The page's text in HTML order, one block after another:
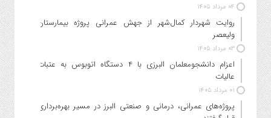
۰۴ مرداد ۱۴۰۵
روایت شهردار کمال‌شهر از جهش عمرانی پروژه بیمارستان
ولیعصر
۰۳ مرداد ۱۴۰۵
اعزام دانشجو‌معلمان البرزی با ۴ دستگاه اتوبوس به عتبات
عالیات
۰۱ مرداد ۱۴۰۵
پروژه‌های عمرانی، درمانی و صنعتی البرز در مسیر بهره‌برداری